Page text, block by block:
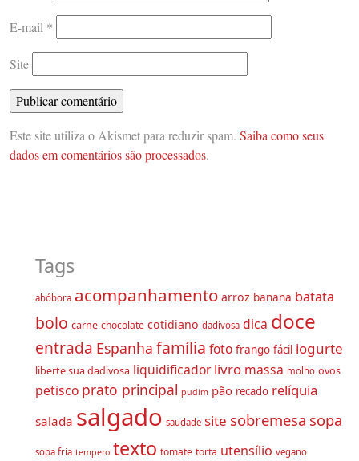
E-mail *
Site
Alternative:
Este site utiliza o Akismet para reduzir spam. Saiba como seus
dados em comentários são processados.
Tags
abóbora acompanhamento arroz banana batata
bolo carne chocolate cotidiano dadivosa dica doce
entrada Espanha família foto frango fácil iogurte
liberte sua dadivosa liquidificador livro massa molho ovos
petisco prato principal pudim pão recado relíquia
salada salgado saudade site sobremesa sopa
sopa fria tempero texto tomate torta utensílio vegano